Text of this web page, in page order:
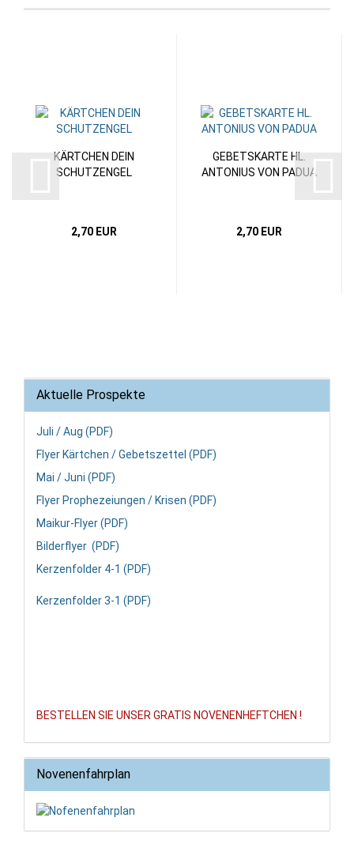
KÄRTCHEN DEIN
SCHUTZENGEL
2,70 EUR
GEBETSKARTE HL.
ANTONIUS VON PADUA
2,70 EUR
Aktuelle Prospekte
Juli / Aug (PDF)
Flyer Kärtchen / Gebetszettel (PDF)
Mai / Juni (PDF)
Flyer Prophezeiungen / Krisen (PDF)
Maikur-Flyer (PDF)
Bilderflyer (PDF)
Kerzenfolder 4-1 (PDF)
Kerzenfolder 3-1 (PDF)
BESTELLEN SIE UNSER GRATIS NOVENENHEFTCHEN !
Novenenfahrplan